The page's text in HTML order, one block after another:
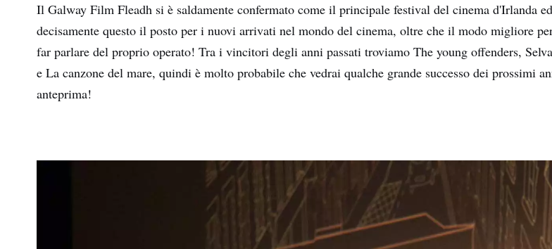
Indirizzo
e-
mail
Iscrivendomi acconsento a ricevere contenuti
base al mio utilizzo del sito web di Turismo
Il Galway Film Fleadh si è saldamente confermato come il principale festival del cinema d'Irlanda
decisamente questo il posto per i nuovi arrivati nel mondo del cinema, oltre che il modo migliore
far parlare del proprio operato! Tra i vincitori degli anni passati troviamo The young offenders,
e La canzone del mare, quindi è molto probabile che vedrai qualche grande successo dei prossimi
anteprima!